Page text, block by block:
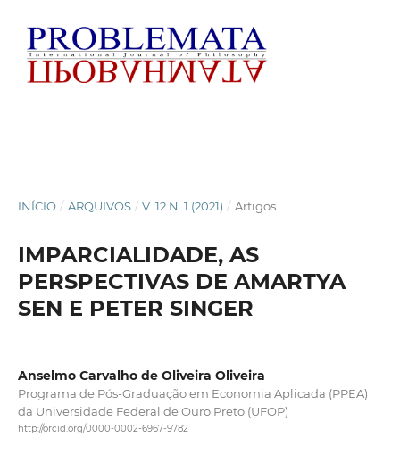
INÍCIO / ARQUIVOS / V. 12 N. 1 (2021) / Artigos
IMPARCIALIDADE, AS
PERSPECTIVAS DE AMARTYA
SEN E PETER SINGER
Anselmo Carvalho de Oliveira Oliveira
Programa de Pós-Graduação em Economia Aplicada (PPEA)
da Universidade Federal de Ouro Preto (UFOP)
http://orcid.org/0000-0002-6967-9782